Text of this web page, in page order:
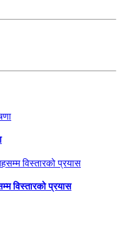
विस्तारको प्रयास